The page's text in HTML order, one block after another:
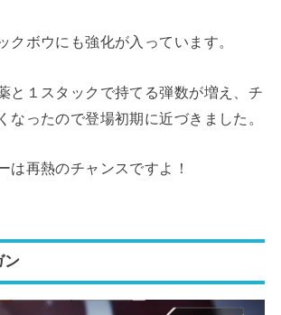
クボウにも強化が入っています。
と１スタックで持てる弾数が増え、チ
なったので登場初期に近づきました。
は再熱のチャンスですよ！
ン